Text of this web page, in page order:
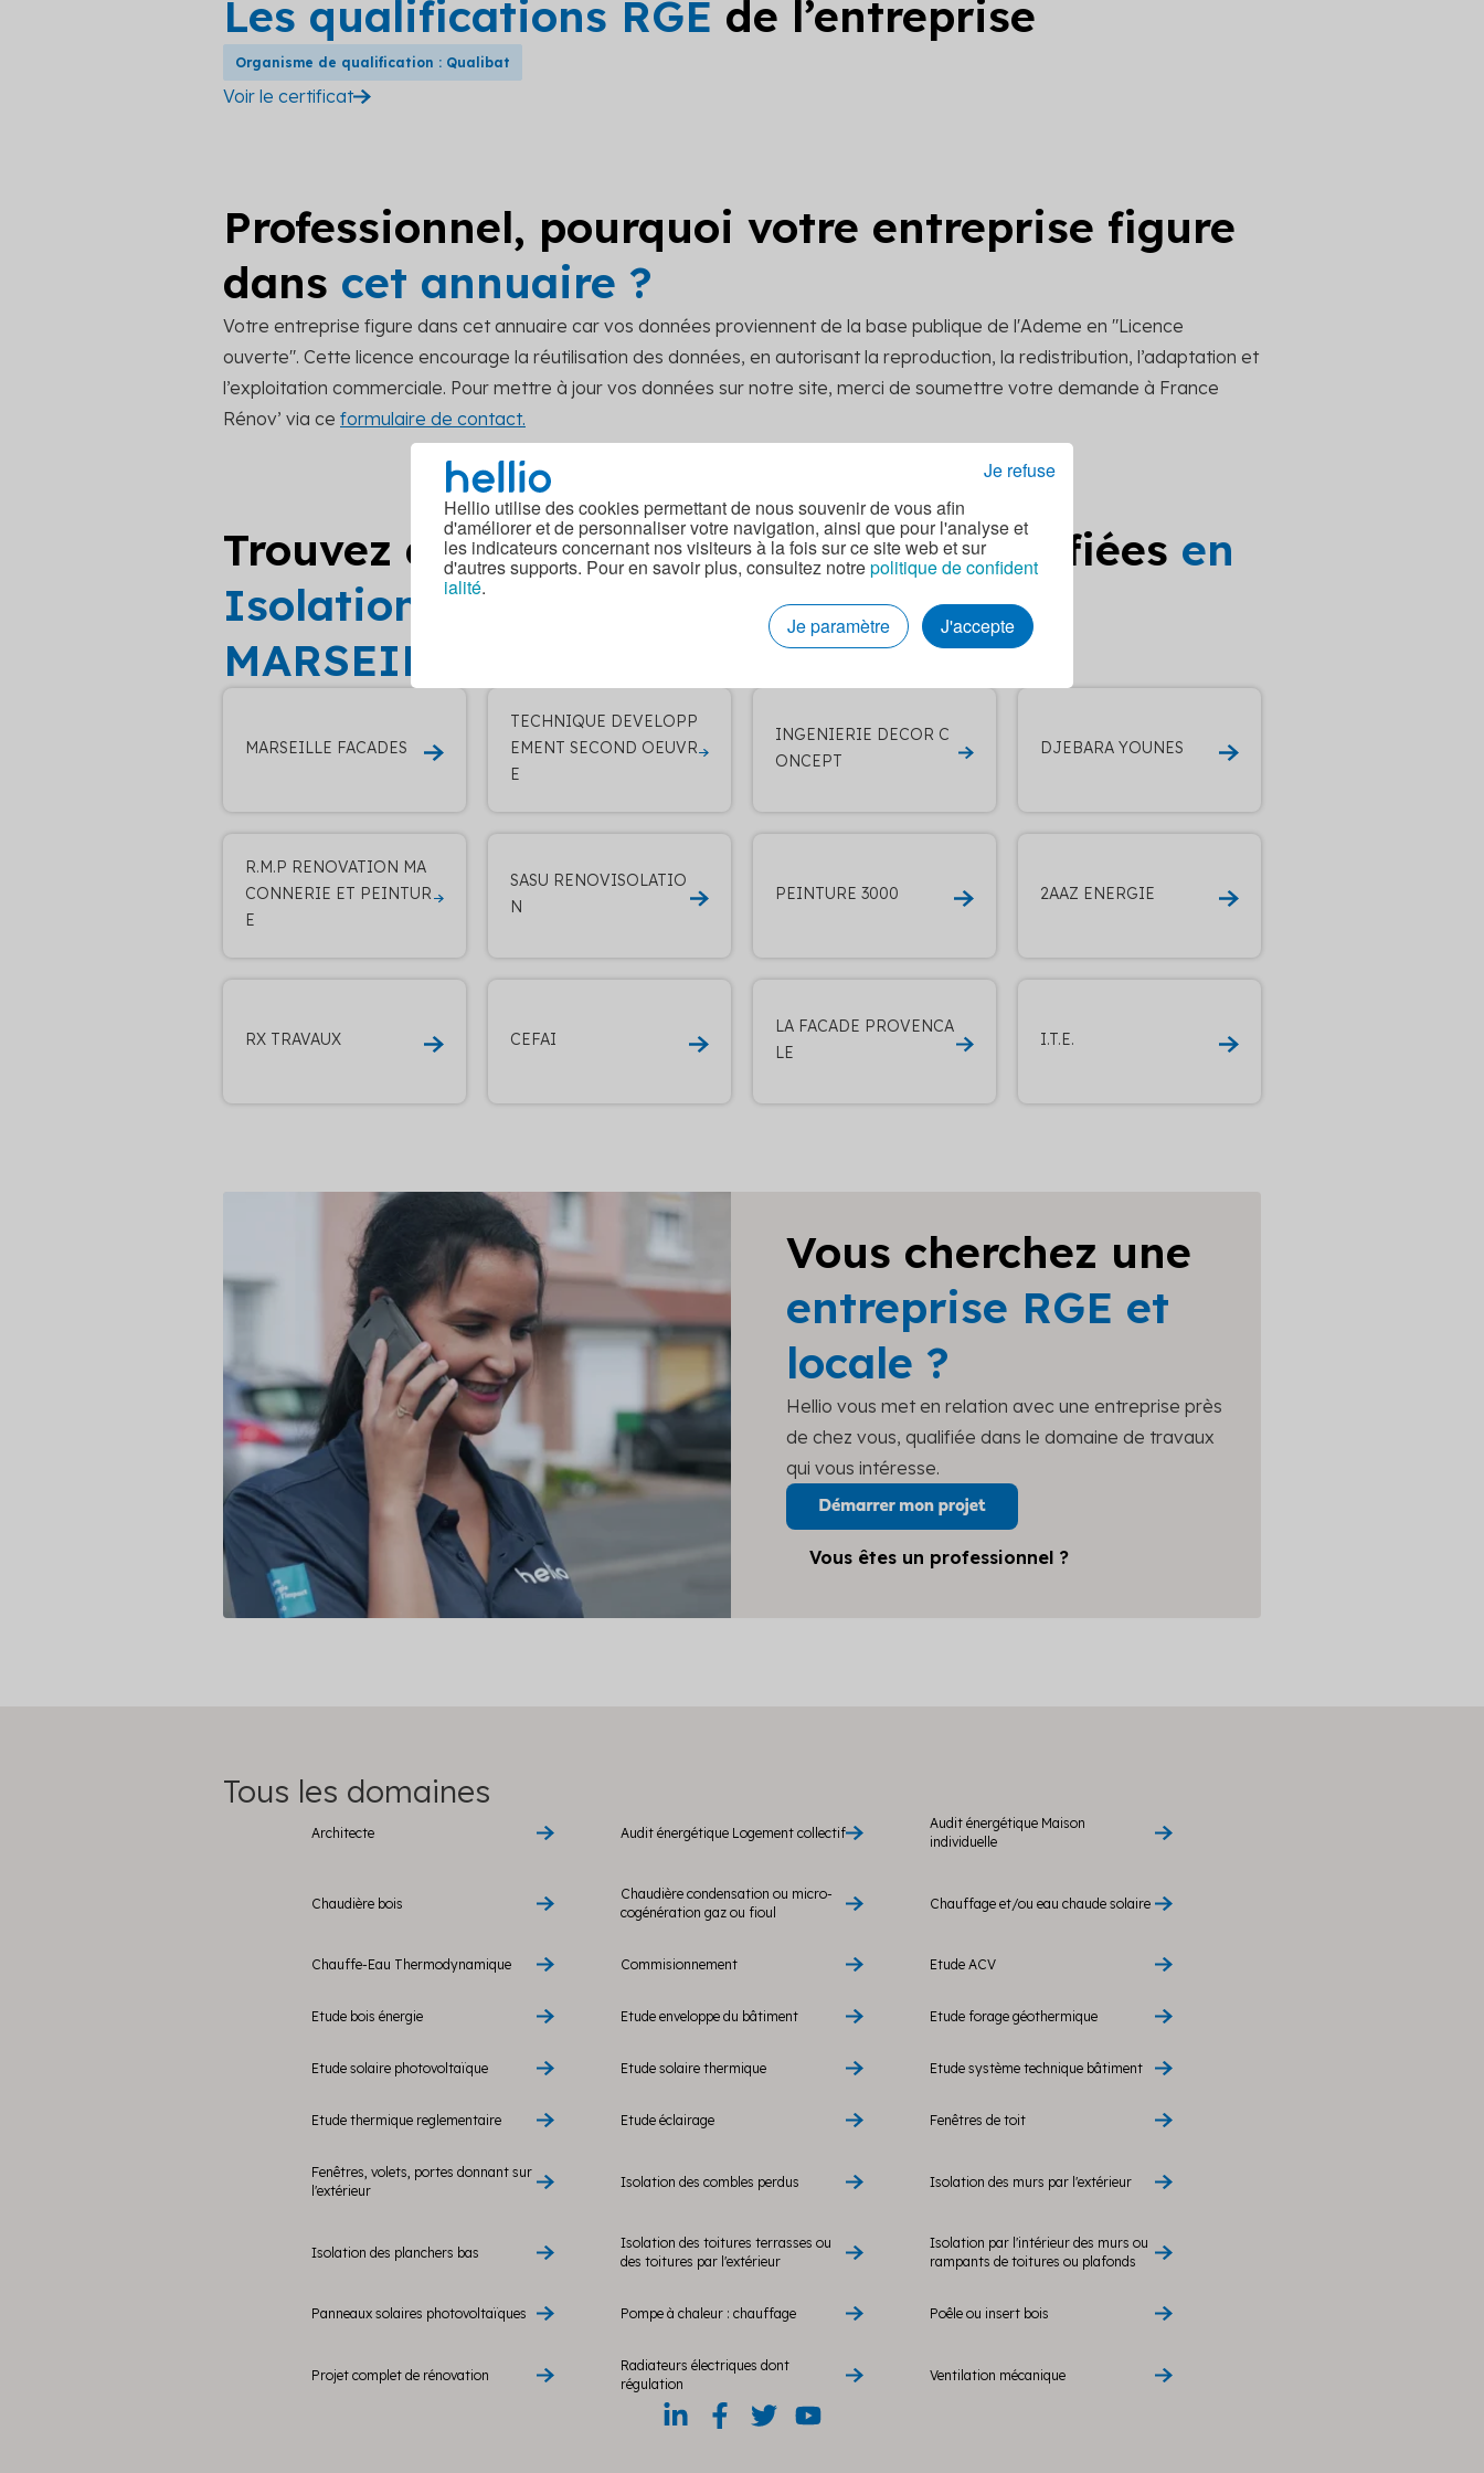
Hellio utilise des cookies permettant de nous souvenir de vous afin
d'améliorer et de personnaliser votre navigation, ainsi que pour l'analyse et
les indicateurs concernant nos visiteurs à la fois sur ce site web et sur
d'autres supports. Pour en savoir plus, consultez notrepolitique de confident
ialité.
Je paramètre
J'accepte
Je refuse
Les qualifications RGE de l’entreprise
Organisme de qualification : Qualibat
Voir le certificat
Professionnel, pourquoi votre entreprise figure
dans cet annuaire ?
Votre entreprise figure dans cet annuaire car vos données proviennent de la base publique de l'Ademe en "Licence
ouverte". Cette licence encourage la réutilisation des données, en autorisant la reproduction, la redistribution, l’adaptation et
l’exploitation commerciale. Pour mettre à jour vos données sur notre site, merci de soumettre votre demande à France
Rénov’ via ce formulaire de contact.
Trouvez d’autres entreprises RGE qualifiées en
Isolation des murs par l'extérieur à
MARSEILLE
MARSEILLE FACADES
TECHNIQUE DEVELOPP
EMENT SECOND OEUVR
E
INGENIERIE DECOR C
ONCEPT
DJEBARA YOUNES
R.M.P RENOVATION MA
CONNERIE ET PEINTUR
E
SASU RENOVISOLATIO
N
PEINTURE 3000 2AAZ ENERGIE
RX TRAVAUX CEFAI
LA FACADE PROVENCA
LE
I.T.E.
Vous cherchez une
entreprise RGE et
locale ?
Hellio vous met en relation avec une entreprise près
de chez vous, qualifiée dans le domaine de travaux
qui vous intéresse.
Vous êtes un professionnel ?
Tous les domaines
Architecte Audit énergétique Logement collectif
Audit énergétique Maison
individuelle
Chaudière bois
Chaudière condensation ou micro-
cogénération gaz ou fioul
Chauffage et/ou eau chaude solaire
Chauffe-Eau Thermodynamique Commisionnement Etude ACV
Etude bois énergie Etude enveloppe du bâtiment Etude forage géothermique
Etude solaire photovoltaïque Etude solaire thermique Etude système technique bâtiment
Etude thermique reglementaire Etude éclairage Fenêtres de toit
Fenêtres, volets, portes donnant sur
l'extérieur
Isolation des combles perdus Isolation des murs par l'extérieur
Isolation des planchers bas
Isolation des toitures terrasses ou
des toitures par l'extérieur
Isolation par l'intérieur des murs ou
rampants de toitures ou plafonds
Panneaux solaires photovoltaïques Pompe à chaleur : chauffage Poêle ou insert bois
Projet complet de rénovation
Radiateurs électriques dont
régulation
Ventilation mécanique